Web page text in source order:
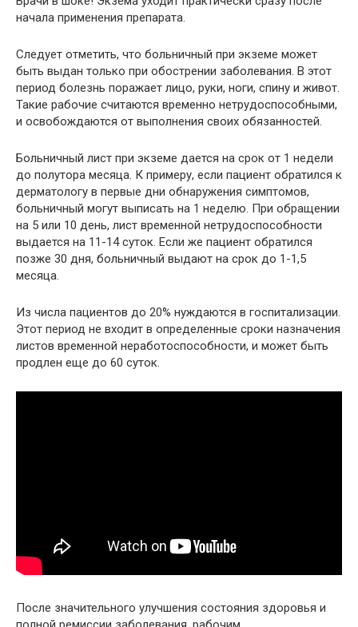
начала применения препарата.
Следует отметить, что больничный при экземе может
быть выдан только при обострении заболевания. В этот
период болезнь поражает лицо, руки, ноги, спину и живот.
Такие рабочие считаются временно нетрудоспособными,
и освобождаются от выполнения своих обязанностей.
Больничный лист при экземе дается на срок от 1 недели
до полутора месяца. К примеру, если пациент обратился к
дерматологу в первые дни обнаружения симптомов,
больничный могут выписать на 1 неделю. При обращении
на 5 или 10 день, лист временной нетрудоспособности
выдается на 11-14 суток. Если же пациент обратился
позже 30 дня, больничный выдают на срок до 1-1,5
месяца.
Из числа пациентов до 20% нуждаются в госпитализации.
Этот период не входит в определенные сроки назначения
листов временной неработоспособности, и может быть
продлен еще до 60 суток.
После значительного улучшения состояния здоровья и